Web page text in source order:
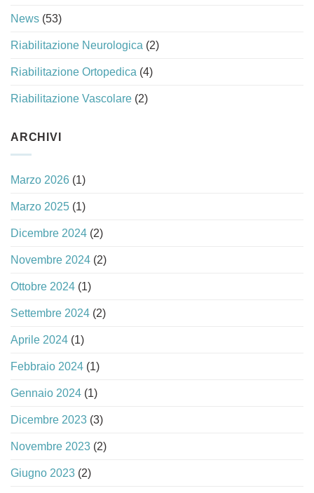
News (53)
Riabilitazione Neurologica (2)
Riabilitazione Ortopedica (4)
Riabilitazione Vascolare (2)
ARCHIVI
Marzo 2026 (1)
Marzo 2025 (1)
Dicembre 2024 (2)
Novembre 2024 (2)
Ottobre 2024 (1)
Settembre 2024 (2)
Aprile 2024 (1)
Febbraio 2024 (1)
Gennaio 2024 (1)
Dicembre 2023 (3)
Novembre 2023 (2)
Giugno 2023 (2)